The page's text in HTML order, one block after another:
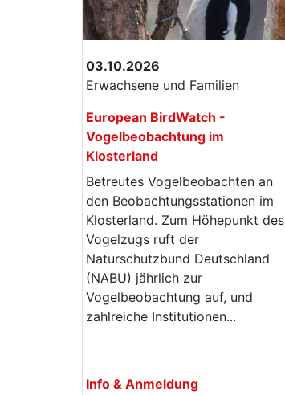
03.10.2026
Erwachsene und Familien
European BirdWatch -
Vogelbeobachtung im
Klosterland
Betreutes Vogelbeobachten an
den Beobachtungsstationen im
Klosterland. Zum Höhepunkt des
Vogelzugs ruft der
Naturschutzbund Deutschland
(NABU) jährlich zur
Vogelbeobachtung auf, und
zahlreiche Institutionen...
Info & Anmeldung